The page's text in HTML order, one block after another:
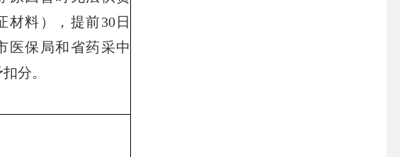
材料），提前30日
医保局和省药采中
分。